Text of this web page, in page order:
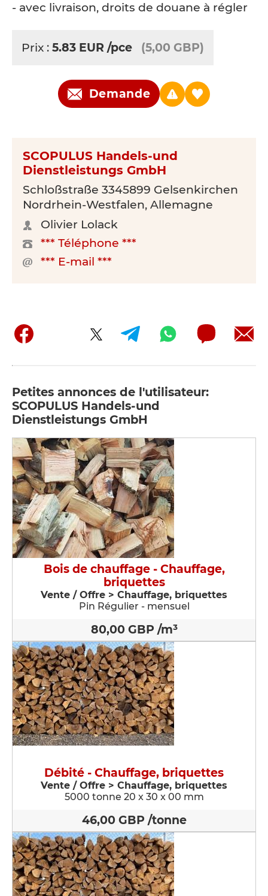
- avec livraison, droits de douane à régler
Prix : 5.83 EUR /pce (5,00 GBP)
Demande
SCOPULUS Handels-und
Dienstleistungs GmbH
Schloßstraße 3345899 Gelsenkirchen
Nordrhein-Westfalen, Allemagne
Olivier Lolack
*** Téléphone ***
*** E-mail ***
Petites annonces de l'utilisateur:
SCOPULUS Handels-und
Dienstleistungs GmbH
Bois de chauffage - Chauffage,
briquettes
Vente / Offre > Chauffage, briquettes
Pin Régulier - mensuel
80,00 GBP /m³
Débité - Chauffage, briquettes
Vente / Offre > Chauffage, briquettes
5000 tonne 20 x 30 x 00 mm
46,00 GBP /tonne